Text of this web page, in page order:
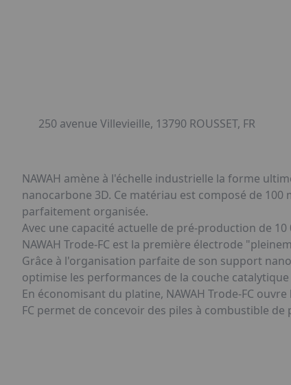
250 avenue Villevieille, 13790 ROUSSET, FR
NAWAH amène à l'échelle industrielle la forme
nanocarbone 3D. Ce matériau est composé de
parfaitement organisée.
Avec une capacité actuelle de pré-production de
NAWAH Trode-FC est la première électrode
Grâce à l'organisation parfaite de son support
optimise les performances de la couche
En économisant du platine, NAWAH Trode-FC
FC permet de concevoir des piles à combustible